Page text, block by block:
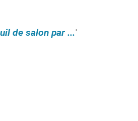
de salon par ...'